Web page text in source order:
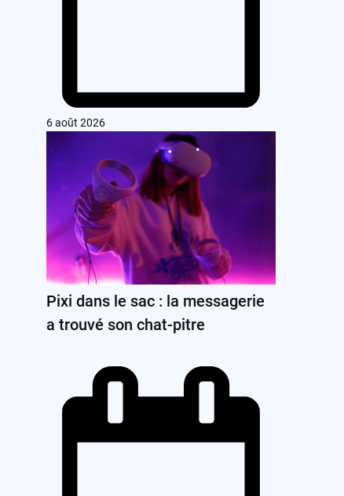
6 août 2026
Pixi dans le sac : la messagerie
a trouvé son chat-pitre